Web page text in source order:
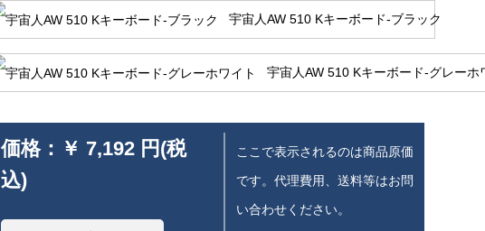
宇宙人AW 510 Kキーボード-ブラック
宇宙人AW 510 Kキーボード-グレーホ
価格： ￥ 7,192 円(税
込)
ここで表示されるのは商品原価
です。代理費用、送料等はお問
い合わせください。